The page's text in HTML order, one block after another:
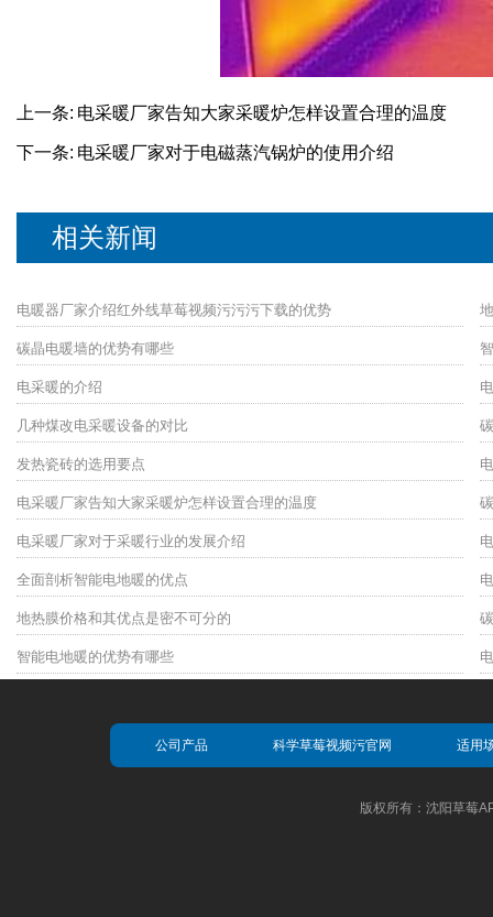
上一条: 电采暖厂家告知大家采暖炉怎样设置合理的温度
下一条: 电采暖厂家对于电磁蒸汽锅炉的使用介绍
相关新闻
电暖器厂家介绍红外线草莓视频污污污下载的优势
碳晶电暖墙的优势有哪些
电采暖的介绍
几种煤改电采暖设备的对比
发热瓷砖的选用要点
电采暖厂家告知大家采暖炉怎样设置合理的温度
电采暖厂家对于采暖行业的发展介绍
全面剖析智能电地暖的优点
地热膜价格和其优点是密不可分的
智能电地暖的优势有哪些
公司产品 科学草莓视频污官网 适用
版权所有：沈阳草